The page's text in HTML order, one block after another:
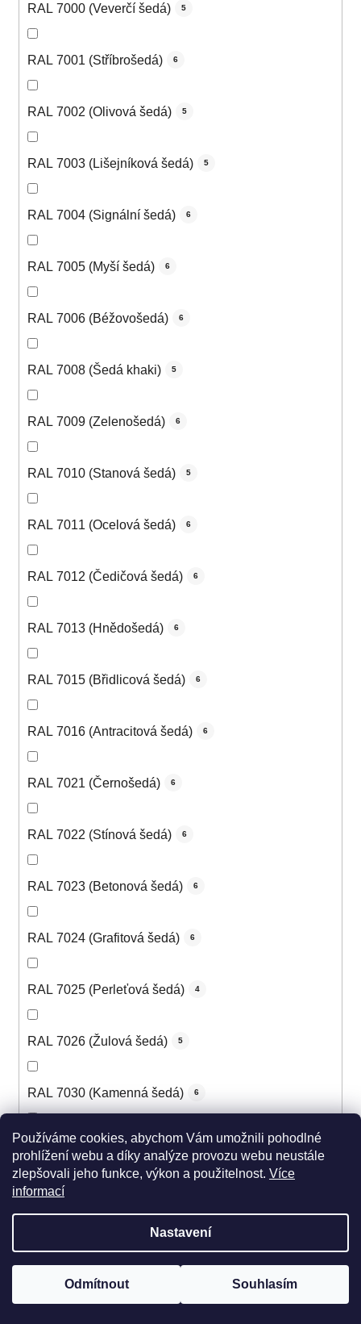
Používáme cookies, abychom Vám umožnili pohodlné
prohlížení webu a díky analýze provozu webu neustále
zlepšovali jeho funkce, výkon a použitelnost. Více
informací
Nastavení
Odmítnout Souhlasím
RAL 7000 (Veverčí šedá) 5
RAL 7001 (Stříbrošedá) 6
RAL 7002 (Olivová šedá) 5
RAL 7003 (Lišejníková šedá) 5
RAL 7004 (Signální šedá) 6
RAL 7005 (Myší šedá) 6
RAL 7006 (Béžovošedá) 6
RAL 7008 (Šedá khaki) 5
RAL 7009 (Zelenošedá) 6
RAL 7010 (Stanová šedá) 5
RAL 7011 (Ocelová šedá) 6
RAL 7012 (Čedičová šedá) 6
RAL 7013 (Hnědošedá) 6
RAL 7015 (Břidlicová šedá) 6
RAL 7016 (Antracitová šedá) 6
RAL 7021 (Černošedá) 6
RAL 7022 (Stínová šedá) 6
RAL 7023 (Betonová šedá) 6
RAL 7024 (Grafitová šedá) 6
RAL 7025 (Perleťová šedá) 4
RAL 7026 (Žulová šedá) 5
RAL 7030 (Kamenná šedá) 6
RAL 7031 (Šedomodrá) 6
RAL 7032 (Štěrková šedá)
RAL 7033 (Cementová šedá)